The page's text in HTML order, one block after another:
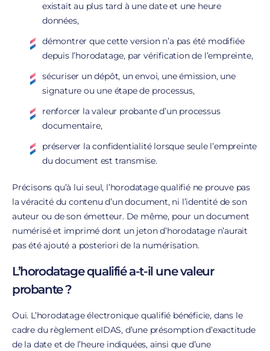
existait au plus tard à une date et une heure
données,
démontrer que cette version n’a pas été modifiée
depuis l’horodatage, par vérification de l’empreinte,
sécuriser un dépôt, un envoi, une émission, une
signature ou une étape de processus,
renforcer la valeur probante d’un processus
documentaire,
préserver la confidentialité lorsque seule l’empreinte
du document est transmise.
Précisons qu’à lui seul, l’horodatage qualifié ne prouve pas
la véracité du contenu d’un document, ni l’identité de son
auteur ou de son émetteur. De même, pour un document
numérisé et imprimé dont un jeton d’horodatage n’aurait
pas été ajouté a posteriori de la numérisation.
L’horodatage qualifié a-t-il une valeur
probante ?
Oui. L’horodatage électronique qualifié bénéficie, dans le
cadre du règlement eIDAS, d’une présomption d’exactitude
de la date et de l’heure indiquées, ainsi que d’une